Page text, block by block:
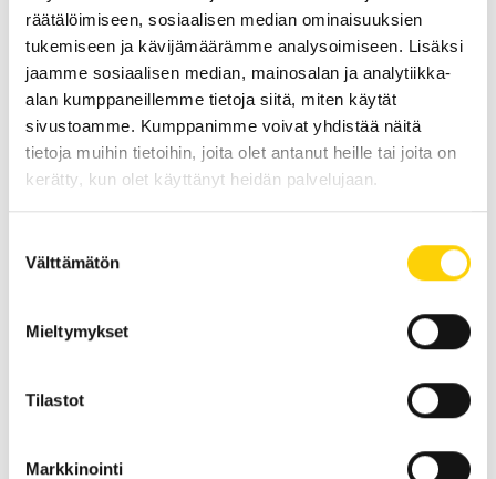
räätälöimiseen, sosiaalisen median ominaisuuksien
tukemiseen ja kävijämäärämme analysoimiseen. Lisäksi
jaamme sosiaalisen median, mainosalan ja analytiikka-
alan kumppaneillemme tietoja siitä, miten käytät
sivustoamme. Kumppanimme voivat yhdistää näitä
tietoja muihin tietoihin, joita olet antanut heille tai joita on
kerätty, kun olet käyttänyt heidän palvelujaan.
valinta
Välttämätön
Mieltymykset
Tilastot
Markkinointi
“Palveluammattihan tämä on” –
asiakaslähtöisyys on tärkeä arvo
Meillä on ratkaisu. Tämän voimme todeta rinta rottingilla,
tarpeista, ja…